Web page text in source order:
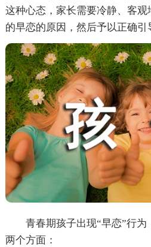
这种心态，家长需要冷静、客
的早恋的原因，然后予以正确引
青春期孩子出现“早恋”行为
两个方面：